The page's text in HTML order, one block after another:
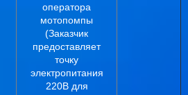
оператора
мотопомпы
(Заказчик
предоставляет
точку
электропитания
220В для